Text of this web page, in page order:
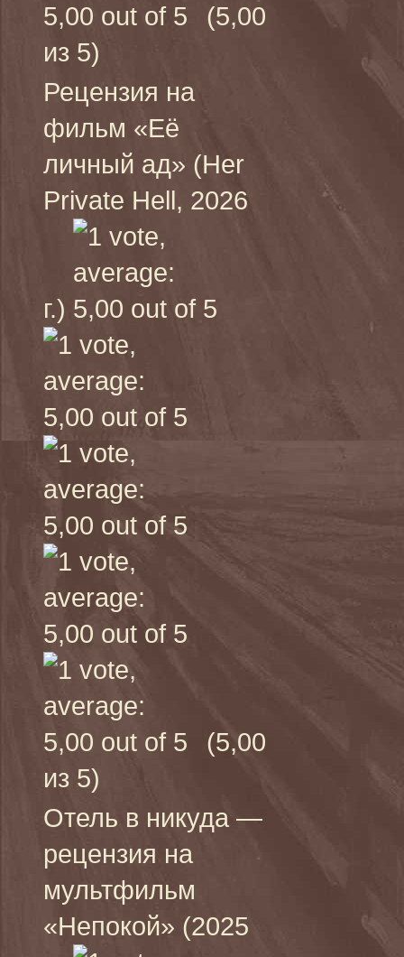
(5,00
из 5)
Рецензия на
фильм «Её
личный ад» (Her
Private Hell, 2026
г.)
(5,00
из 5)
Отель в никуда —
рецензия на
мультфильм
«Непокой» (2025